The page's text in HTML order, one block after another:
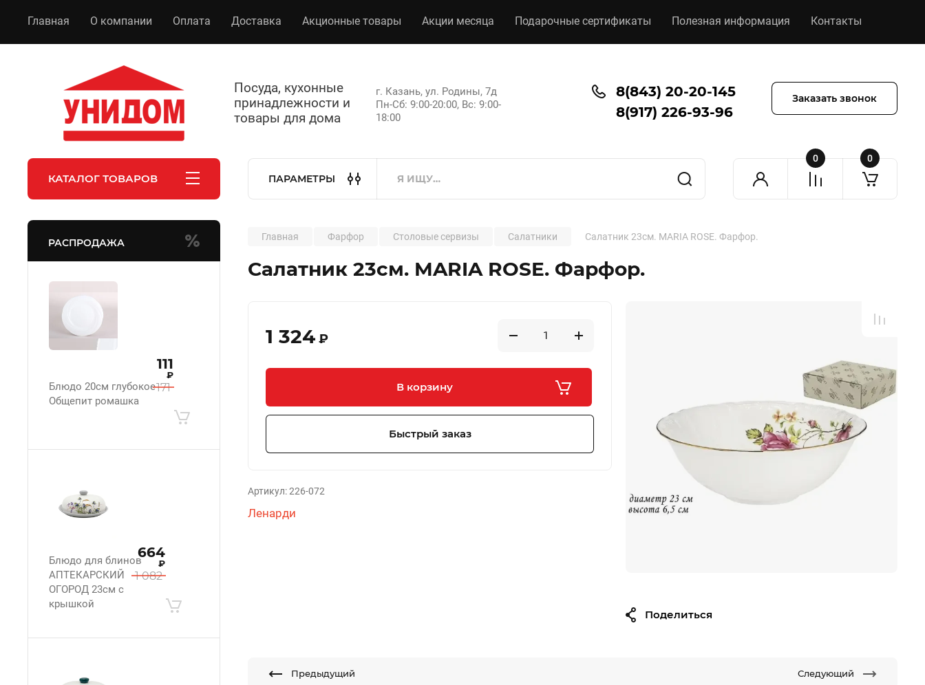
Главная О компании Оплата Доставка Акционные товары Акции месяца Подарочные сертификаты Полезная информация Контакты
Посуда, кухонные
принадлежности и
товары для дома
г. Казань, ул. Родины, 7д
Пн-Сб: 9:00-20:00, Вс: 9:00-
18:00
8(843) 20-20-145
8(917) 226-93-96
Заказать звонок
КАТАЛОГ ТОВАРОВ ПАРАМЕТРЫ
0 0
РАСПРОДАЖА
Блюдо 20см глубокое
Общепит ромашка
171
111
₽
Блюдо для блинов
АПТЕКАРСКИЙ
ОГОРОД 23см с
крышкой
1 082
664
₽
Главная Фарфор Столовые сервизы Салатники Салатник 23см. MARIA ROSE. Фарфор.
Салатник 23см. MARIA ROSE. Фарфор.
1 324 ₽
В корзину
Быстрый заказ
Артикул:226-072
Ленарди
Поделиться
Предыдущий Следующий